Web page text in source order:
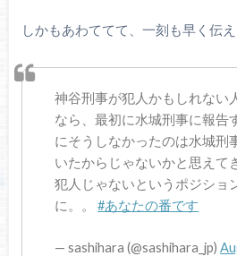
しかもあわててて、一刻も早く伝
神谷刑事が犯人かもしれない
なら、最初に水城刑事に報告
にそうしなかったのは水城刑
いたからじゃないかと思えて
犯人じゃないというポジショ
に。。#あなたの番です
— sashihara (@sashihara_jp)